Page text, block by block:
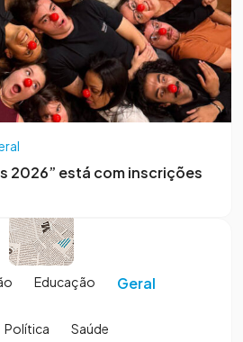
2026” está com inscrições
Educação Geral
Política Saúde